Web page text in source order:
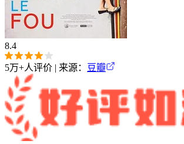
8.4
5万+人评价 | 来源： 豆瓣